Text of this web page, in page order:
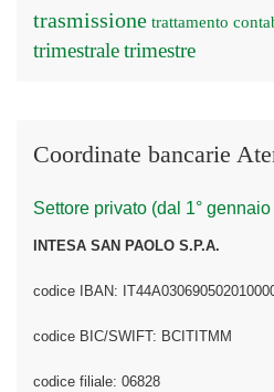
trasmissione trattamento
trimestraletrimestre
Coordinate bancarie
Settore privato (dal 1°
INTESA SAN PAOLO S.P.A.
codice IBAN:
codice BIC/SWIFT: BCITITMM
codice filiale: 06828